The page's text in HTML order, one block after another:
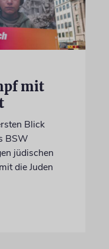
mit
Blick
BSW
jüdischen
die Juden